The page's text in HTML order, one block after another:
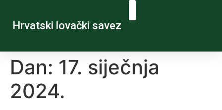
Hrvatski lovački savez
Dan: 17. siječnja
2024.